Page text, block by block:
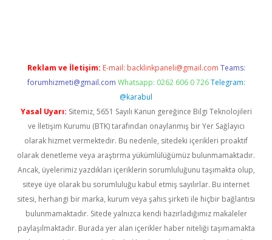
Reklam ve İletişim: E-mail: backlinkpaneli@gmail.com Teams:
forumhizmeti@gmail.com Whatsapp: 0262 606 0 726 Telegram:
@karabul
Yasal Uyarı: Sitemiz, 5651 Sayılı Kanun gereğince Bilgi Teknolojileri
ve İletişim Kurumu (BTK) tarafından onaylanmış bir Yer Sağlayıcı
olarak hizmet vermektedir. Bu nedenle, sitedeki içerikleri proaktif
olarak denetleme veya araştırma yükümlülüğümüz bulunmamaktadır.
Ancak, üyelerimiz yazdıkları içeriklerin sorumluluğunu taşımakta olup,
siteye üye olarak bu sorumluluğu kabul etmiş sayılırlar. Bu internet
sitesi, herhangi bir marka, kurum veya şahıs şirketi ile hiçbir bağlantısı
bulunmamaktadır. Sitede yalnızca kendi hazırladığımız makaleler
paylaşılmaktadır. Burada yer alan içerikler haber niteliği taşımamakta